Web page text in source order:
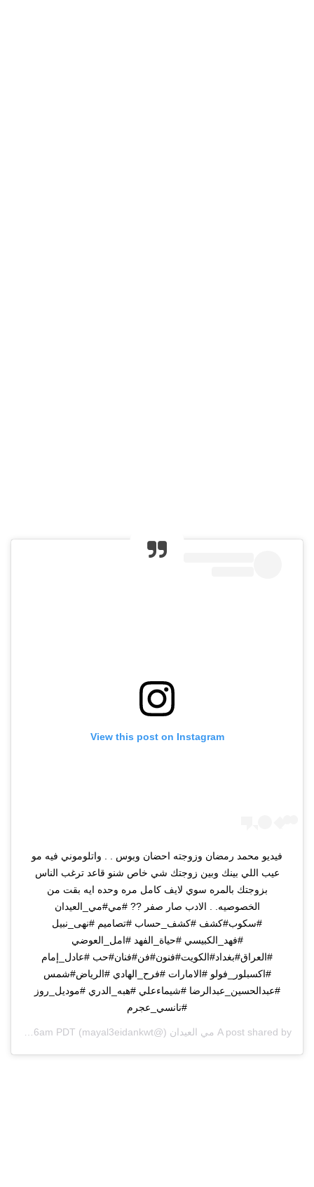
View this post on Instagram
فيديو محمد رمضان وزوجته احضان وبوس . . واتلوموني فيه مو
عيب اللي بينك وبين زوجتك شي خاص شنو قاعد ترغب الناس
بزوجتك بالمره سوي لايف كامل مره وحده ايه بقت من
الخصوصيه. . الادب صار صفر ?? #مي#مي_العيدان
#سكوب#كشف #كشف_حساب #تصاميم #نهى_نبيل
#فهد_الكبيسي #حياة_الفهد #امل_العوضي
#العراق#بغداد#الكويت#فنون#فن#فنان#حب #عادل_إمام
#اكسبلور_فولو #الامارات #فرح_الهادي #الرياض#شمس
#عبدالحسين_عبدالرضا #شيماءعلي #هبه_الدري #موديل_روز
#نانسي_عجرم
A post shared by مي العيدان (@mayal3eidankwt) on
Jul 13, 2020 at 11:46am PDT